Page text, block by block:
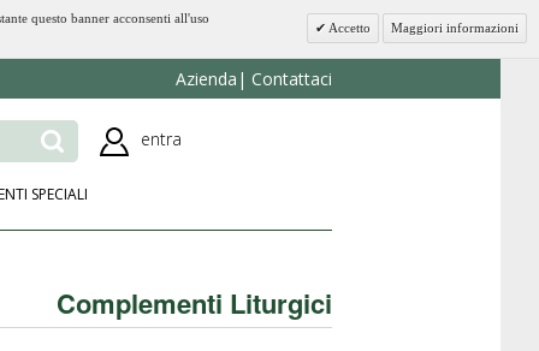
questo banner acconsenti all'uso
Accetto Maggiori informazioni
Azienda Contattaci
entra
SPECIALI
Complementi Liturgici